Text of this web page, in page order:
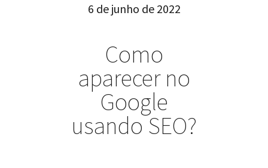
6 de junho de 2022
Como
aparecer no
Google
usando SEO?